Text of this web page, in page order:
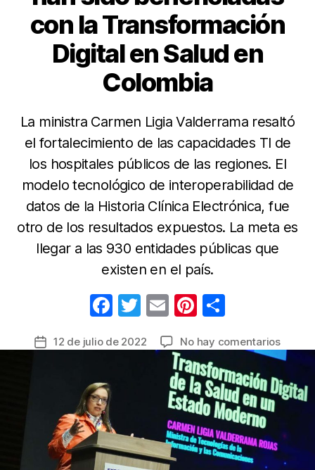
con la Transformación
Digital en Salud en
Colombia
La ministra Carmen Ligia Valderrama resaltó
el fortalecimiento de las capacidades TI de
los hospitales públicos de las regiones. El
modelo tecnológico de interoperabilidad de
datos de la Historia Clínica Electrónica, fue
otro de los resultados expuestos. La meta es
llegar a las 930 entidades públicas que
existen en el país.
F
c
o
k
T
itt
E
ail
Pi
er
e
st
m
p
ar
tir
Fecha12 de julio de 2022 No hay comentariosen
Más
600
28
han